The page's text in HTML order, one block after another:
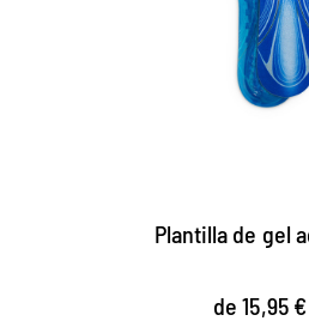
Plantilla de gel
de 15,95